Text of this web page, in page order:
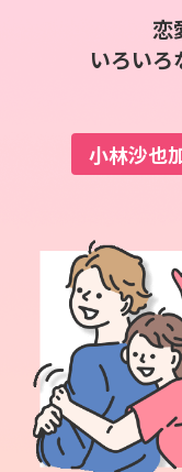
恋
いろいろ
小林沙也